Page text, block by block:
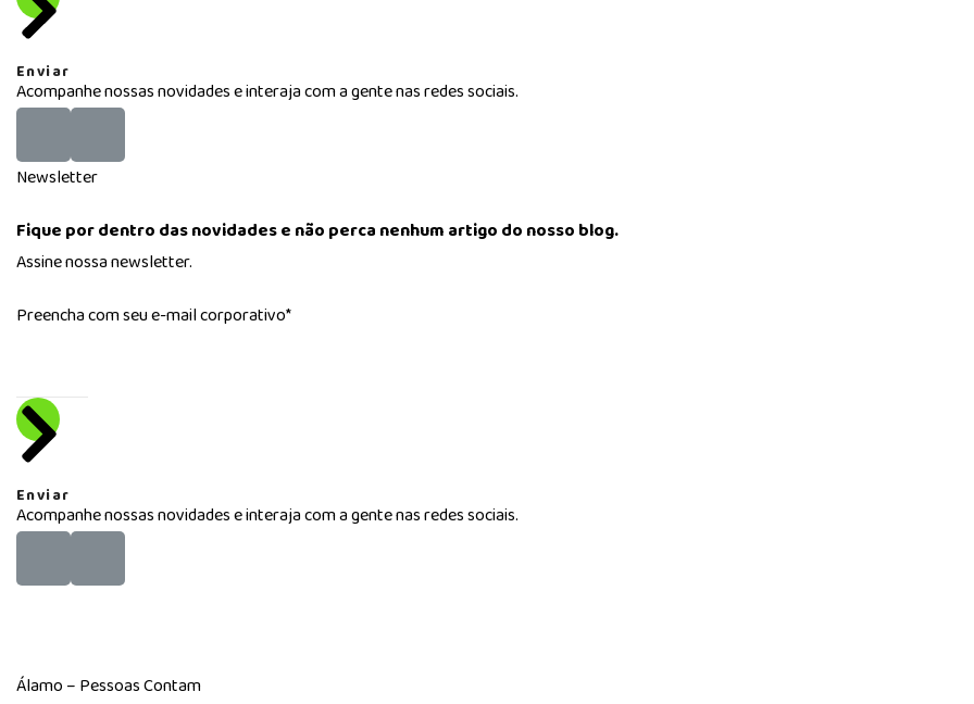
Enviar
Acompanhe nossas novidades e interaja com a gente nas redes sociais.
Newsletter
Fique por dentro das novidades e não perca nenhum artigo do nosso blog.
Assine nossa newsletter.
Preencha com seu e-mail corporativo*
Enviar
Acompanhe nossas novidades e interaja com a gente nas redes sociais.
Álamo – Pessoas Contam